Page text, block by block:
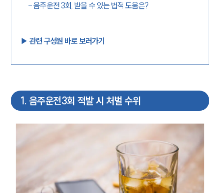
-음주운전 3회, 받을 수 있는 법적 도움은?
▶︎ 관련 구성원 바로 보러가기
1. 음주운전3회 적발 시 처벌 수위